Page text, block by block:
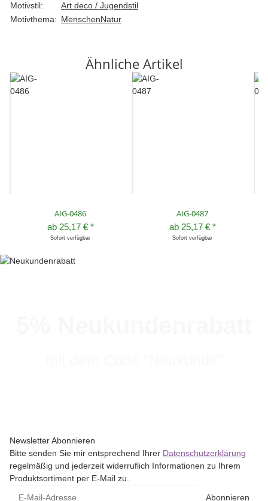
Motivstil:
Art deco / Jugendstil
Motivthema: MenschenNatur
Ähnliche Artikel
AIG-0486
ab 25,17 € *
Sofort verfügbar
AIG-0487
ab 25,17 € *
Sofort verfügbar
Newsletter Abonnieren
Bitte senden Sie mir entsprechend Ihrer Datenschutzerklärung
regelmäßig und jederzeit widerruflich Informationen zu Ihrem
Produktsortiment per E-Mail zu.
Abonnieren